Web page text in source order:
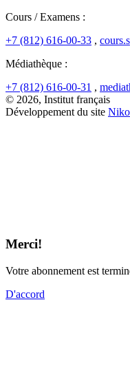
Cours / Examens :
+7 (812) 616-00-33 ,
Médiathèque :
+7 (812) 616-00-31 ,
© 2026, Institut français
Développement du site
Merci!
Votre abonnement est
D'accord